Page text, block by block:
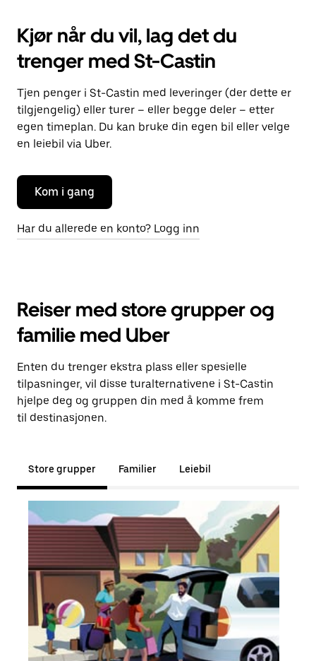
Kjør når du vil, lag det du
trenger med St-Castin
Tjen penger i St-Castin med leveringer (der dette er
tilgjengelig) eller turer – eller begge deler – etter
egen timeplan. Du kan bruke din egen bil eller velge
en leiebil via Uber.
Kom i gang
Har du allerede en konto? Logg inn
Reiser med store grupper og
familie med Uber
Enten du trenger ekstra plass eller spesielle
tilpasninger, vil disse turalternativene i St-Castin
hjelpe deg og gruppen din med å komme frem
til destinasjonen.
Store grupper Familier Leiebil